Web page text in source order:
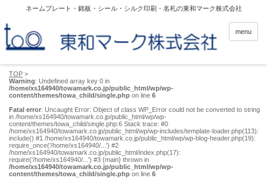
ネームプレート・銘板・シール・シルク印刷・名札の東和マーク株式会社
menu
TOP >
Warning: Undefined array key 0 in
/home/xs164940/towamark.co.jp/public_html/wp/wp-
content/themes/towa_child/single.php on line 6
Fatal error: Uncaught Error: Object of class WP_Error could not be converted to string
in /home/xs164940/towamark.co.jp/public_html/wp/wp-
content/themes/towa_child/single.php:6 Stack trace: #0
/home/xs164940/towamark.co.jp/public_html/wp/wp-includes/template-loader.php(113):
include() #1 /home/xs164940/towamark.co.jp/public_html/wp/wp-blog-header.php(19):
require_once('/home/xs164940/...') #2
/home/xs164940/towamark.co.jp/public_html/index.php(17):
require('/home/xs164940/...') #3 {main} thrown in
/home/xs164940/towamark.co.jp/public_html/wp/wp-
content/themes/towa_child/single.php on line 6